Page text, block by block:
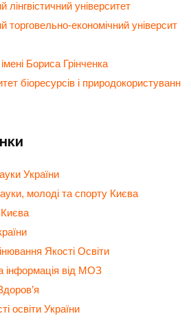
лінгвістичний університет
торговельно-економічний університ
Бориса Грінченка
біоресурсів і природокористуванн
України
молоді та спорту Києва
Києва
Якості Освіти
інформація від МОЗ
освіти України